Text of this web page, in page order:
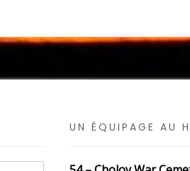
UN ÉQUIPAGE AU